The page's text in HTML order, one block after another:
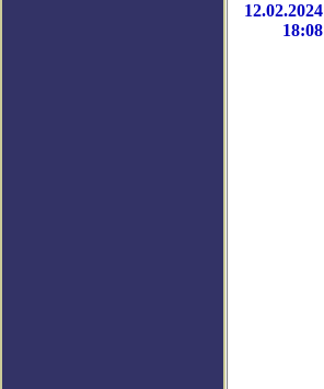
12.02.2024
18:08